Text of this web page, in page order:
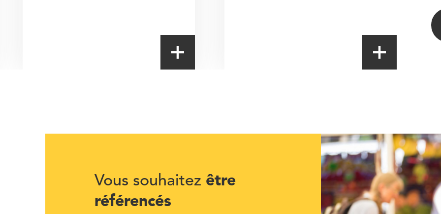
Vous souhaitez être
référencés